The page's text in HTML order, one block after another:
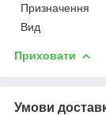
Призначення
Вид
Приховати
Умови